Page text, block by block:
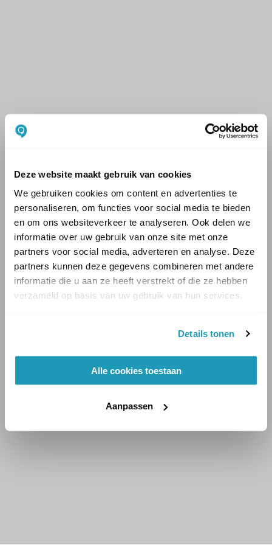
Deze website maakt gebruik van cookies
We gebruiken cookies om content en advertenties te
personaliseren, om functies voor social media te bieden
en om ons websiteverkeer te analyseren. Ook delen we
informatie over uw gebruik van onze site met onze
partners voor social media, adverteren en analyse. Deze
partners kunnen deze gegevens combineren met andere
informatie die u aan ze heeft verstrekt of die ze hebben
verzameld op basis van uw gebruik van hun services.
Details tonen
Alle cookies toestaan
Aanpassen